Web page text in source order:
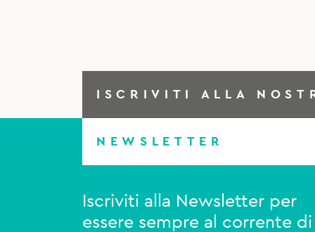
ISCRIVITI ALLA
NEWSLETTER
Iscriviti alla Newsletter per
essere sempre al corrente di